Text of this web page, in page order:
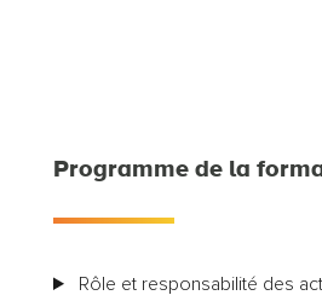
Programme de la
Rôle et responsabilité des